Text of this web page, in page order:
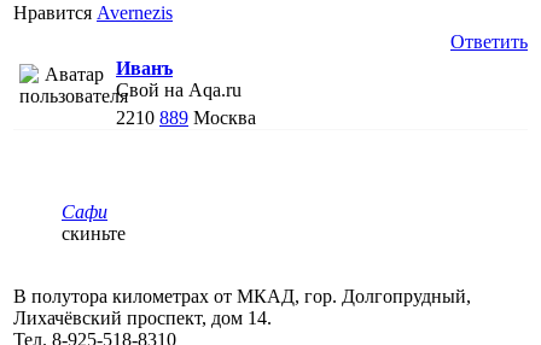
Нравится Avernezis
Ответить
Иванъ
Свой на Aqa.ru
2210 889 Москва
Сафи
скиньте
В полутора километрах от МКАД, гор. Долгопрудный, ​
Лихачёвский проспект, дом 14.
Тел. 8-925-518-8310